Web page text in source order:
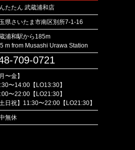
たたん 武蔵浦和店
県さいたま市南区別所7-1-16
浦和駅から185m
m from Musashi Urawa Station
709-0721
月〜金】
〜14:00【LO13:30】
〜22:00【LO21:30】
土日祝】11:30〜22:00【LO21:30】
無休